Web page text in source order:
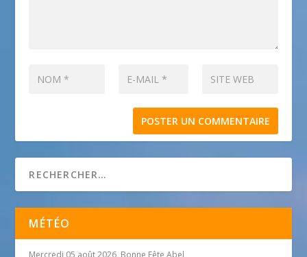
MÉTÉO
Mercredi 05 août 2026, Bonne Fête Abel